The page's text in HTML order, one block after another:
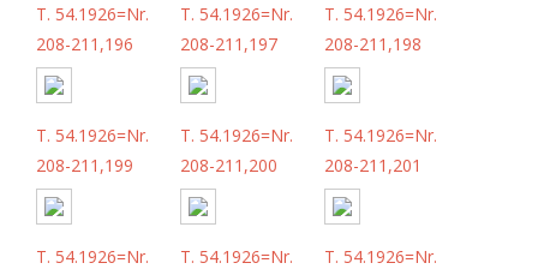
T. 54.1926=Nr.
208-211,196
T. 54.1926=Nr.
208-211,197
T. 54.1926=Nr.
208-211,198
T. 54.1926=Nr.
208-211,199
T. 54.1926=Nr.
208-211,200
T. 54.1926=Nr.
208-211,201
T. 54.1926=Nr.
T. 54.1926=Nr.
T. 54.1926=Nr.